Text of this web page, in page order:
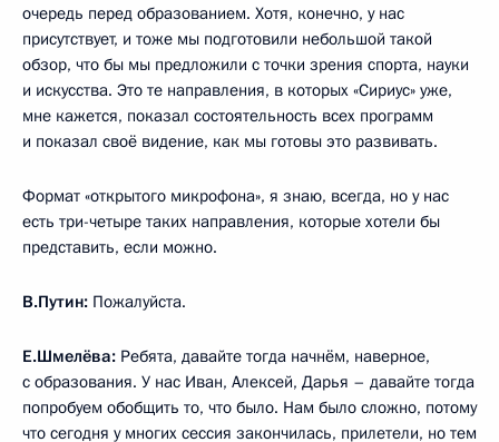
очередь перед образованием. Хотя, конечно, у нас
присутствует, и тоже мы подготовили небольшой такой
обзор, что бы мы предложили с точки зрения спорта, науки
и искусства. Это те направления, в которых «Сириус» уже,
мне кажется, показал состоятельность всех программ
и показал своё видение, как мы готовы это развивать.
Формат «открытого микрофона», я знаю, всегда, но у нас
есть три-четыре таких направления, которые хотели бы
представить, если можно.
В.Путин: Пожалуйста.
Е.Шмелёва: Ребята, давайте тогда начнём, наверное,
с образования. У нас Иван, Алексей, Дарья – давайте тогда
попробуем обобщить то, что было. Нам было сложно, потому
что сегодня у многих сессия закончилась, прилетели, но тем